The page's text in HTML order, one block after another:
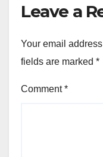
Leave a
Your email
fields are marked *
Comment*